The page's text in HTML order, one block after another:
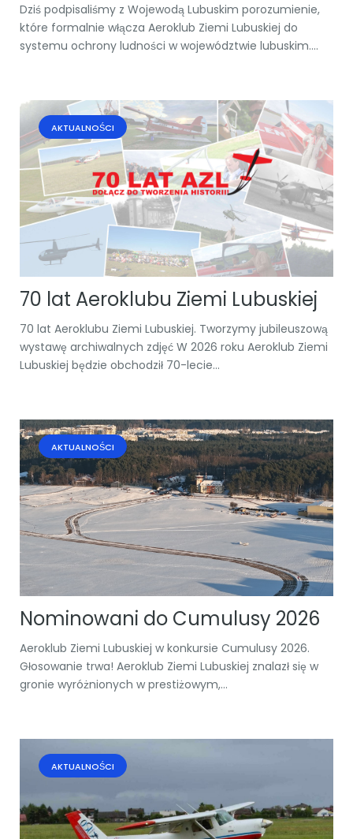
Dziś podpisaliśmy z Wojewodą Lubuskim porozumienie,
które formalnie włącza Aeroklub Ziemi Lubuskiej do
systemu ochrony ludności w województwie lubuskim....
AKTUALNOŚCI
70 lat Aeroklubu Ziemi Lubuskiej
70 lat Aeroklubu Ziemi Lubuskiej. Tworzymy jubileuszową
wystawę archiwalnych zdjęć W 2026 roku Aeroklub Ziemi
Lubuskiej będzie obchodził 70-lecie...
AKTUALNOŚCI
Nominowani do Cumulusy 2026
Aeroklub Ziemi Lubuskiej w konkursie Cumulusy 2026.
Głosowanie trwa! Aeroklub Ziemi Lubuskiej znalazł się w
gronie wyróżnionych w prestiżowym,...
AKTUALNOŚCI